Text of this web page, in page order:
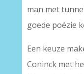
man met
goede poëzie
Een keuze
Coninck met